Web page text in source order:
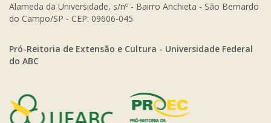
Alameda da Universidade, s/nº - Bairro Anchieta - São Bernardo
do Campo/SP - CEP: 09606-045
Pró-Reitoria de Extensão e Cultura - Universidade Federal
do ABC